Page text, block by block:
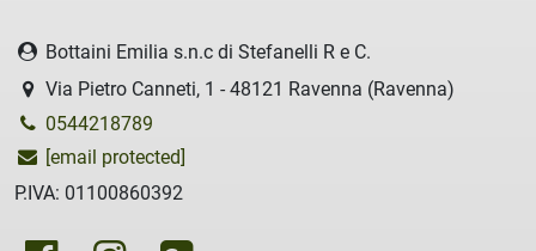
Bottaini Emilia s.n.c di Stefanelli R e C.
Via Pietro Canneti, 1 - 48121 Ravenna (Ravenna)
0544218789
[email protected]
P.IVA: 01100860392